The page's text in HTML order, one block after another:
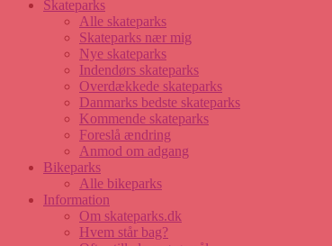
Skateparks
Alle skateparks
Skateparks nær mig
Nye skateparks
Indendørs skateparks
Overdækkede skateparks
Danmarks bedste skateparks
Kommende skateparks
Foreslå ændring
Anmod om adgang
Bikeparks
Alle bikeparks
Information
Om skateparks.dk
Hvem står bag?